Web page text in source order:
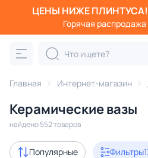
ЦЕНЫ НИЖЕ ПЛИНТУСА!
Горячая
Главная Интернет-магазин
Керамические вазы
найдено 552 товаров
Популярные Фильтры1
Категория:
для одного цветка
Акции 56